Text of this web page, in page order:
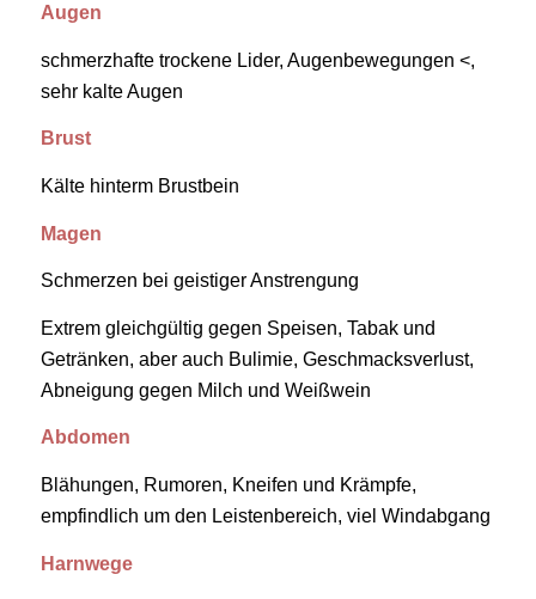
Augen
schmerzhafte trockene Lider, Augenbewegungen <,
sehr kalte Augen
Brust
Kälte hinterm Brustbein
Magen
Schmerzen bei geistiger Anstrengung
Extrem gleichgültig gegen Speisen, Tabak und
Getränken, aber auch Bulimie, Geschmacksverlust,
Abneigung gegen Milch und Weißwein
Abdomen
Blähungen, Rumoren, Kneifen und Krämpfe,
empfindlich um den Leistenbereich, viel Windabgang
Harnwege